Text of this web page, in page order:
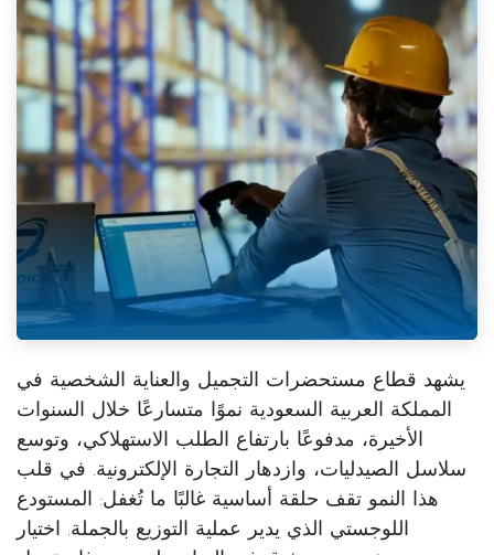
يشهد قطاع مستحضرات التجميل والعناية الشخصية في
المملكة العربية السعودية نموًا متسارعًا خلال السنوات
الأخيرة، مدفوعًا بارتفاع الطلب الاستهلاكي، وتوسع
سلاسل الصيدليات، وازدهار التجارة الإلكترونية. في قلب
هذا النمو تقف حلقة أساسية غالبًا ما تُغفل: المستودع
اللوجستي الذي يدير عملية التوزيع بالجملة. اختيار